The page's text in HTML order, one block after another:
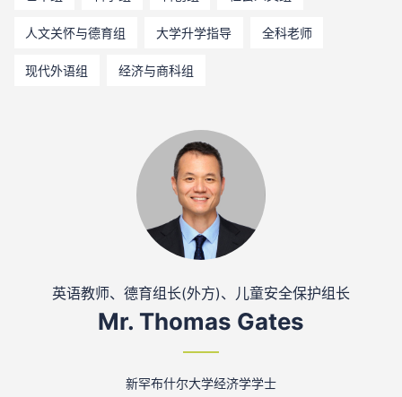
人文关怀与德育组 大学升学指导 全科老师
现代外语组 经济与商科组
英语教师、德育组长(外方)、儿童安全保护组长
Mr. Thomas Gates
新罕布什尔大学经济学学士